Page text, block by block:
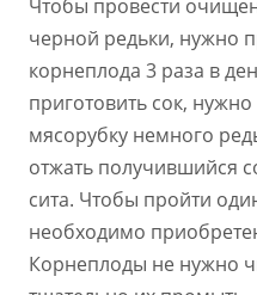
Чтобы провести
черной редьки, нужно
корнеплода 3 раза в
приготовить сок,
мясорубку немного
отжать получившийся
сита. Чтобы пройти
необходимо
Корнеплоды не нужно